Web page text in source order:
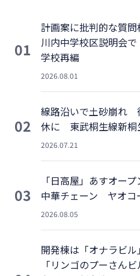
01
計画案に批判的な質
川内中学校区説明会
学校再編
2026.08.01
02
線路沿いで土砂崩れ
休に 東武桐生線新桐
2026.07.21
03
「日高屋」あすオー
中華チェーン ヤオコ
2026.08.05
開発棟は「オナラビ
「リンゴのプーさん